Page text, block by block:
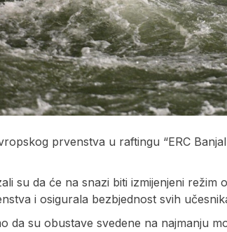
prvenstva u raftingu “ERC
su da će na snazi biti izmijenjeni režim
i osigurala bezbjednost svih
da su obustave svedene na najmanju